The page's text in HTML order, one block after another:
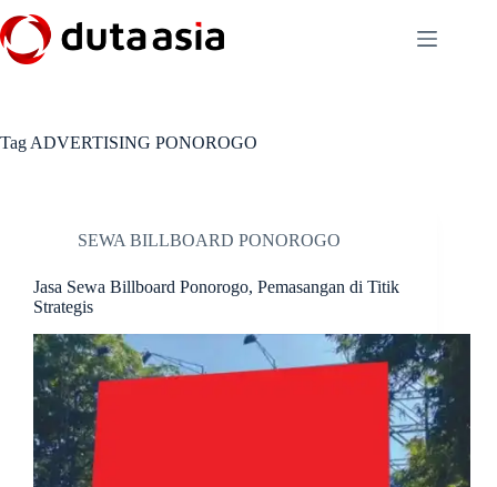
to
content
Tag ADVERTISING PONOROGO
SEWA BILLBOARD PONOROGO
Jasa Sewa Billboard Ponorogo, Pemasangan di Titik
Strategis